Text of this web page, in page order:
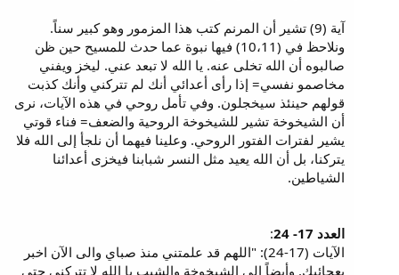
آية (9) تشير أن المرنم كتب هذا المزمور وهو كبير سناً.
ونلاحظ في (10،11) فيها نبوة عما حدث للمسيح حين ظن
صالبوه أن الله تخلى عنه. يا الله لا تبعد عني. ليخز ويفني
مخاصمو نفسي= إذا رأى أعدائي أنك لم تتركني وأنك كذبت
قولهم حينئذ سيخجلون. وفي تأمل روحي في هذه الآيات، نرى
أن الشيخوخة تشير للشيخوخة الروحية والضعف= فناء قوتي
يشير لفترات الفتور الروحي. وعلينا فيهما أن نلجأ إلى الله فلا
يتركنا، بل أن الله يعيد مثل النسر شبابنا فيخزى أعدائنا
الشياطين.
العدد 17- 24
:
الآيات (17-24): "اللهم قد علمتني منذ صباي والى الآن اخبر
بعجائبك. وأيضاً إلى الشيخوخة والشيب يا الله لا تتركني حتى